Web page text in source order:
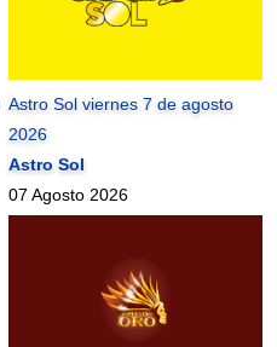
Astro Sol viernes 7 de agosto
2026
Astro Sol
07 Agosto 2026